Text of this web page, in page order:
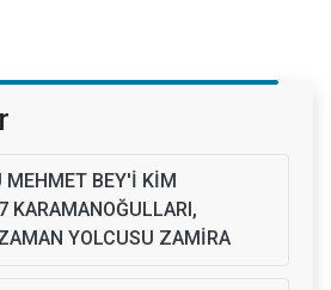
MEHMET BEY'İ KİM
KARAMANOĞULLARI,
YOLCUSU ZAMİRA